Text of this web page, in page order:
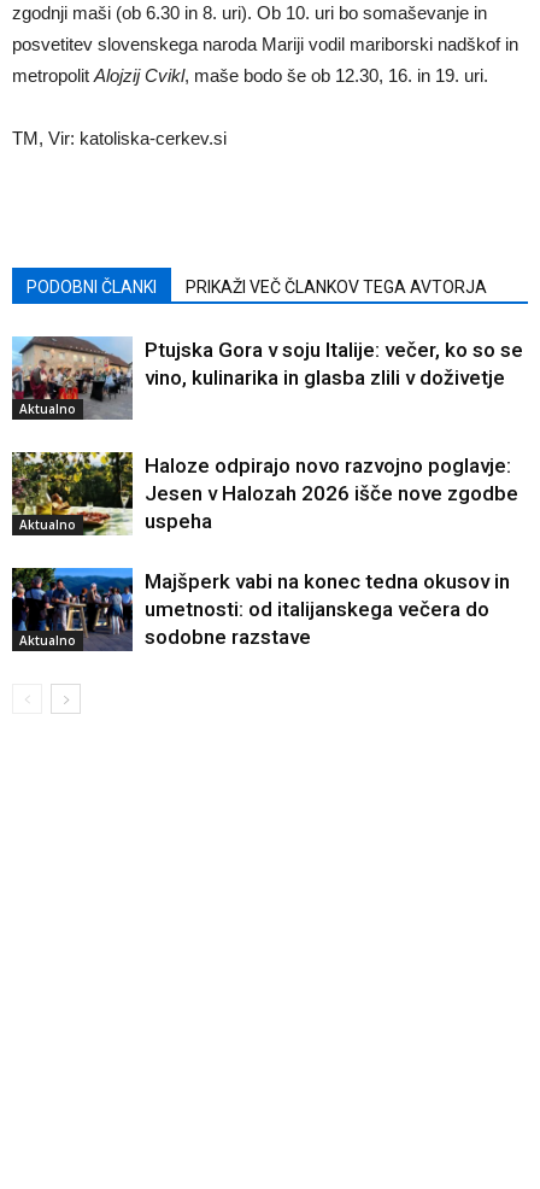
zgodnji maši (ob 6.30 in 8. uri). Ob 10. uri bo somaševanje in
posvetitev slovenskega naroda Mariji vodil mariborski nadškof in
metropolit Alojzij Cvikl, maše bodo še ob 12.30, 16. in 19. uri.
TM, Vir: katoliska-cerkev.si
PODOBNI ČLANKI PRIKAŽI VEČ ČLANKOV TEGA AVTORJA
Aktualno
Ptujska Gora v soju Italije: večer, ko so se
vino, kulinarika in glasba zlili v doživetje
Aktualno
Haloze odpirajo novo razvojno poglavje:
Jesen v Halozah 2026 išče nove zgodbe
uspeha
Aktualno
Majšperk vabi na konec tedna okusov in
umetnosti: od italijanskega večera do
sodobne razstave